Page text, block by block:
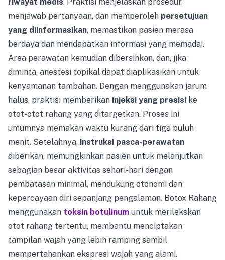
riwayat medis. Praktisi menjelaskan prosedur,
menjawab pertanyaan, dan memperoleh persetujuan
yang diinformasikan, memastikan pasien merasa
berdaya dan mendapatkan informasi yang memadai.
Area perawatan kemudian dibersihkan, dan, jika
diminta, anestesi topikal dapat diaplikasikan untuk
kenyamanan tambahan. Dengan menggunakan jarum
halus, praktisi memberikan injeksi yang presisi ke
otot-otot rahang yang ditargetkan. Proses ini
umumnya memakan waktu kurang dari tiga puluh
menit. Setelahnya, instruksi pasca-perawatan
diberikan, memungkinkan pasien untuk melanjutkan
sebagian besar aktivitas sehari-hari dengan
pembatasan minimal, mendukung otonomi dan
kepercayaan diri sepanjang pengalaman. Botox Rahang
menggunakan toksin botulinum untuk merilekskan
otot rahang tertentu, membantu menciptakan
tampilan wajah yang lebih ramping sambil
mempertahankan ekspresi wajah yang alami.